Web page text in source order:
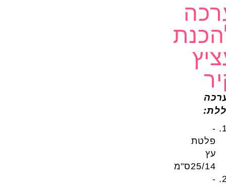
-
פלטת
עץ
25/14ס"מ
-